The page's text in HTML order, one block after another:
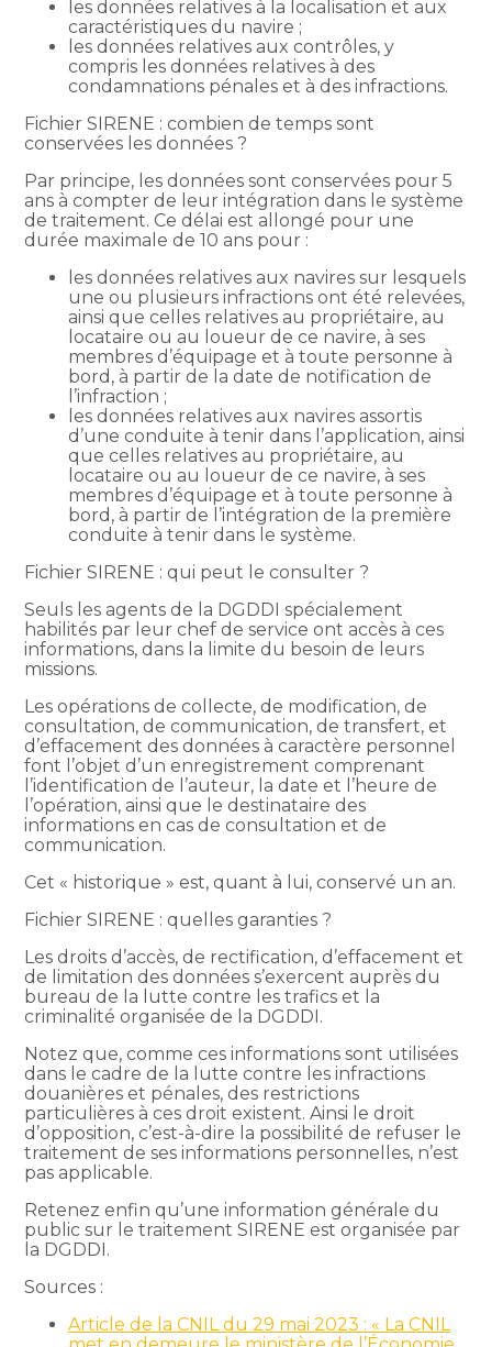
les données relatives à la localisation et aux
caractéristiques du navire ;
les données relatives aux contrôles, y
compris les données relatives à des
condamnations pénales et à des infractions.
Fichier SIRENE : combien de temps sont
conservées les données ?
Par principe, les données sont conservées pour 5
ans à compter de leur intégration dans le système
de traitement. Ce délai est allongé pour une
durée maximale de 10 ans pour :
les données relatives aux navires sur lesquels
une ou plusieurs infractions ont été relevées,
ainsi que celles relatives au propriétaire, au
locataire ou au loueur de ce navire, à ses
membres d’équipage et à toute personne à
bord, à partir de la date de notification de
l’infraction ;
les données relatives aux navires assortis
d’une conduite à tenir dans l’application, ainsi
que celles relatives au propriétaire, au
locataire ou au loueur de ce navire, à ses
membres d’équipage et à toute personne à
bord, à partir de l’intégration de la première
conduite à tenir dans le système.
Fichier SIRENE : qui peut le consulter ?
Seuls les agents de la DGDDI spécialement
habilités par leur chef de service ont accès à ces
informations, dans la limite du besoin de leurs
missions.
Les opérations de collecte, de modification, de
consultation, de communication, de transfert, et
d’effacement des données à caractère personnel
font l’objet d’un enregistrement comprenant
l’identification de l’auteur, la date et l’heure de
l’opération, ainsi que le destinataire des
informations en cas de consultation et de
communication.
Cet « historique » est, quant à lui, conservé un an.
Fichier SIRENE : quelles garanties ?
Les droits d’accès, de rectification, d’effacement et
de limitation des données s’exercent auprès du
bureau de la lutte contre les trafics et la
criminalité organisée de la DGDDI.
Notez que, comme ces informations sont utilisées
dans le cadre de la lutte contre les infractions
douanières et pénales, des restrictions
particulières à ces droit existent. Ainsi le droit
d’opposition, c’est-à-dire la possibilité de refuser le
traitement de ses informations personnelles, n’est
pas applicable.
Retenez enfin qu’une information générale du
public sur le traitement SIRENE est organisée par
la DGDDI.
Sources :
Article de la CNIL du 29 mai 2023 : « La CNIL